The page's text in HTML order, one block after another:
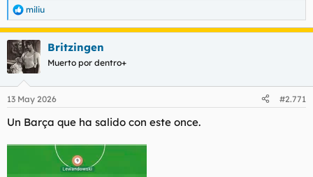
R
e
a
c
c
i
e
:
miliu
Britzingen
Muerto por dentro+
13 May 2026 #2.771
Un Barça que ha salido con este once.